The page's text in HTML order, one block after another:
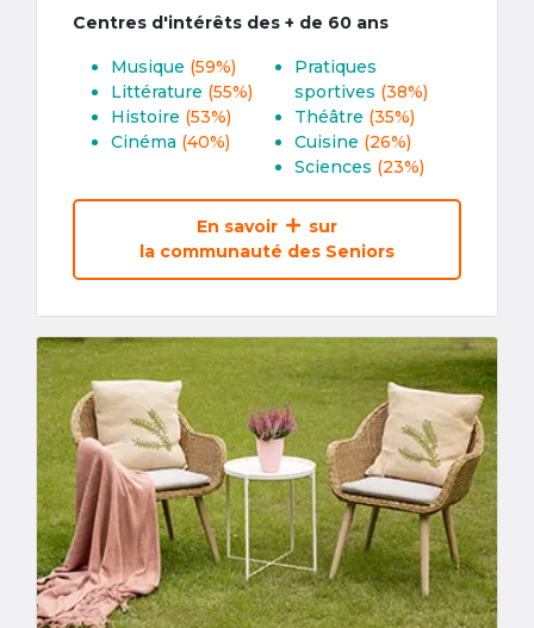
Centres d'intérêts des + de 60 ans
Musique (59%)
Littérature (55%)
Histoire (53%)
Cinéma (40%)
Pratiques
sportives (38%)
Théâtre (35%)
Cuisine (26%)
Sciences (23%)
En savoir
sur
la communauté des Seniors